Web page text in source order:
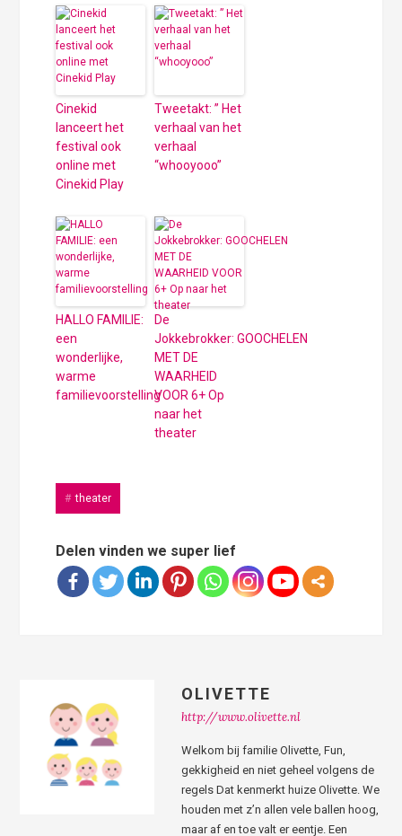
Cinekid
lanceert het
festival ook
online met
Cinekid Play
Tweetakt: ” Het
verhaal van het
verhaal
“whooyooo”
HALLO FAMILIE:
een
wonderlijke,
warme
familievoorstelling
De
Jokkebrokker: GOOCHELEN
MET DE
WAARHEID
VOOR 6+ Op
naar het
theater
theater
Delen vinden we super lief
OLIVETTE
http://www.olivette.nl
Welkom bij familie Olivette, Fun,
gekkigheid en niet geheel volgens de
regels Dat kenmerkt huize Olivette. We
houden met z’n allen vele ballen hoog,
maar af en toe valt er eentje. Een